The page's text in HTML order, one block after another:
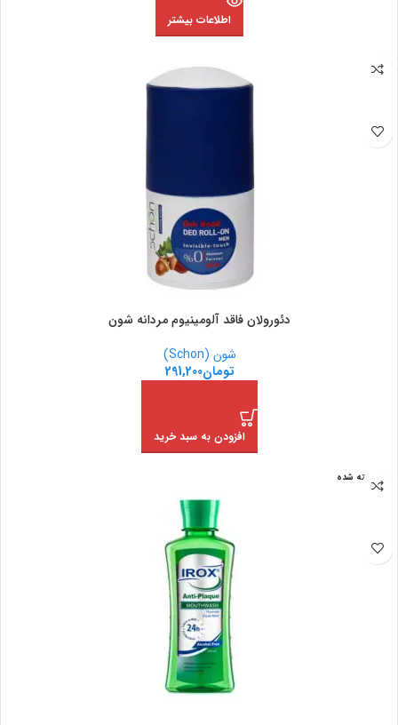
اطلاعات بیشتر
دئورولان فاقد آلومینیوم مردانه شون
شون (Schon)
تومان291,200
افزودن به سبد خرید
فروخته شده